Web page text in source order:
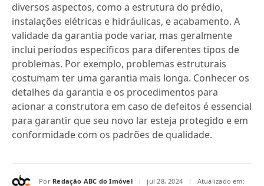
diversos aspectos, como a estrutura do prédio,
instalações elétricas e hidráulicas, e acabamento. A
validade da garantia pode variar, mas geralmente
inclui períodos específicos para diferentes tipos de
problemas. Por exemplo, problemas estruturais
costumam ter uma garantia mais longa. Conhecer os
detalhes da garantia e os procedimentos para
acionar a construtora em caso de defeitos é essencial
para garantir que seu novo lar esteja protegido e em
conformidade com os padrões de qualidade.
Por Redação ABC do Imóvel jul 28, 2024
Atualizado em: